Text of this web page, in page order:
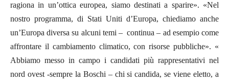
ragiona in un’ottica europea, siamo destinati a sparire». «Nel
nostro programma, di Stati Uniti d’Europa, chiediamo anche
un’Europa diversa su alcuni temi – continua – ad esempio come
affrontare il cambiamento climatico, con risorse pubbliche». «
Abbiamo messo in campo i candidati più rappresentativi nel
nord ovest -sempre la Boschi – chi si candida, se viene eletto, a